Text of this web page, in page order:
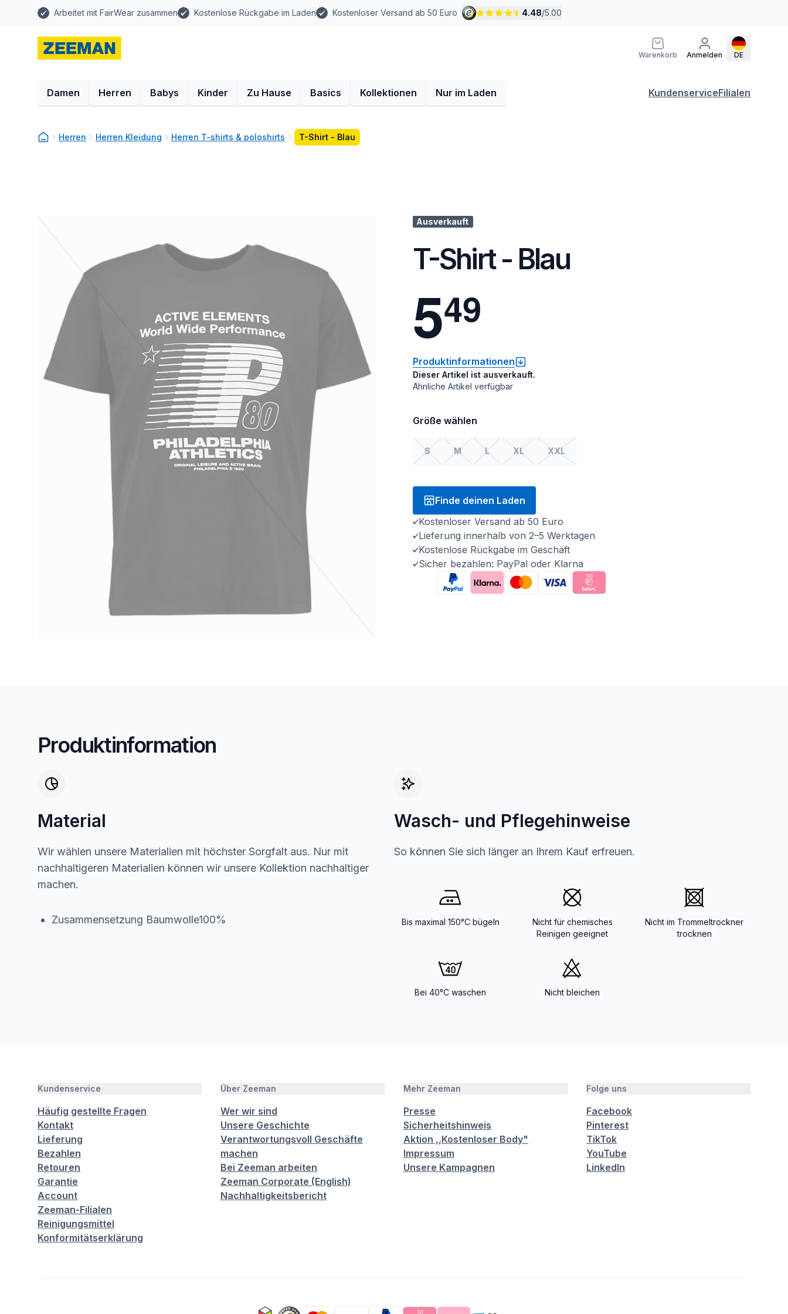
Arbeitet mit FairWear zusammen Kostenlose Rückgabe im Laden Kostenloser Versand ab 50 Euro 4.48/5.00
Warenkorb Anmelden DE
Damen Herren Babys Kinder Zu Hause Basics Kollektionen Nur im Laden KundenserviceFilialen
Herren Herren Kleidung Herren T-shirts & poloshirts T-Shirt - Blau
Ausverkauft
T-Shirt - Blau
549
Produktinformationen
Dieser Artikel ist ausverkauft.
Ähnliche Artikel verfügbar
Größe wählen
S M L XL XXL
Finde deinen Laden
Kostenloser Versand ab 50 Euro
Lieferung innerhalb von 2–5 Werktagen
Kostenlose Rückgabe im Geschäft
Sicher bezahlen: PayPal oder Klarna
Produktinformation
Material
Wir wählen unsere Materialien mit höchster Sorgfalt aus. Nur mit
nachhaltigeren Materialien können wir unsere Kollektion nachhaltiger
machen.
Zusammensetzung Baumwolle100%
Wasch- und Pflegehinweise
So können Sie sich länger an Ihrem Kauf erfreuen.
Bis maximal 150°C bügeln
Nicht für chemisches
Reinigen geeignet
Nicht im Trommeltrockner
trocknen
Bei 40°C waschen Nicht bleichen
Kundenservice
Häufig gestellte Fragen
Kontakt
Lieferung
Bezahlen
Retouren
Garantie
Account
Zeeman-Filialen
Reinigungsmittel
Konformitätserklärung
Über Zeeman
Wer wir sind
Unsere Geschichte
Verantwortungsvoll Geschäfte
machen
Bei Zeeman arbeiten
Zeeman Corporate (English)
Nachhaltigkeitsbericht
Mehr Zeeman
Presse
Sicherheitshinweis
Aktion ,,Kostenloser Body"
Impressum
Unsere Kampagnen
Folge uns
Facebook
Pinterest
TikTok
YouTube
LinkedIn